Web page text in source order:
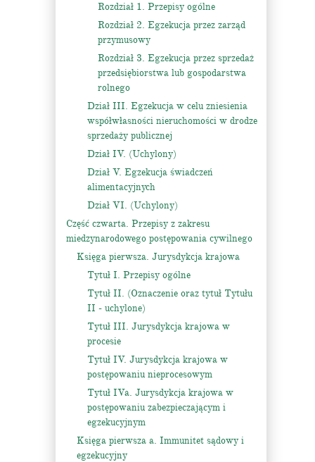
Rozdział 1. Przepisy ogólne
Rozdział 2. Egzekucja przez zarząd
przymusowy
Rozdział 3. Egzekucja przez sprzedaż
przedsiębiorstwa lub gospodarstwa
rolnego
Dział III. Egzekucja w celu zniesienia
współwłasności nieruchomości w drodze
sprzedaży publicznej
Dział IV. (Uchylony)
Dział V. Egzekucja świadczeń
alimentacyjnych
Dział VI. (Uchylony)
Część czwarta. Przepisy z zakresu
miedzynarodowego postępowania cywilnego
Księga pierwsza. Jurysdykcja krajowa
Tytuł I. Przepisy ogólne
Tytuł II. (Oznaczenie oraz tytuł Tytułu
II - uchylone)
Tytuł III. Jurysdykcja krajowa w
procesie
Tytuł IV. Jurysdykcja krajowa w
postępowaniu nieprocesowym
Tytuł IVa. Jurysdykcja krajowa w
postępowaniu zabezpieczającym i
egzekucyjnym
Księga pierwsza a. Immunitet sądowy i
egzekucyjny